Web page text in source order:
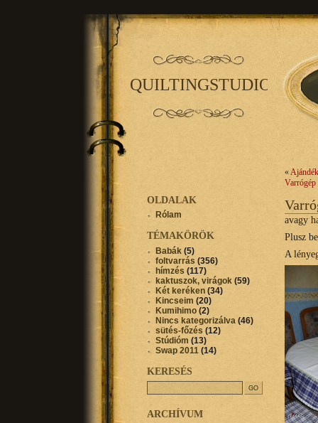
QUILTINGSTUDIO
«
avagy
Plusz
A
OLDALAK
Rólam
TÉMAKÖRÖK
Babák (5)
foltvarrás (356)
hímzés (117)
kaktuszok, virágok (59)
Két keréken (34)
Kincseim (20)
Kumihimo (2)
Nincs kategorizálva (46)
sütés-főzés (12)
Stúdióm (13)
Swap 2011 (14)
KERESÉS
ARCHÍVUM